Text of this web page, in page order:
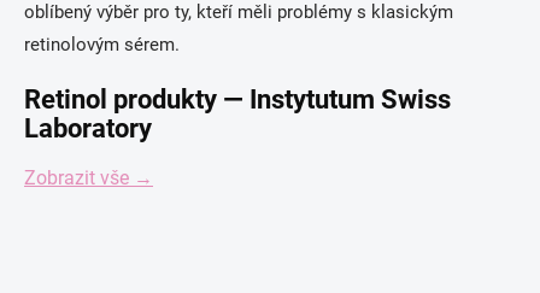
oblíbený výběr pro ty, kteří měli problémy s klasickým
retinolovým sérem.
Retinol produkty — Instytutum Swiss
Laboratory
Zobrazit vše →